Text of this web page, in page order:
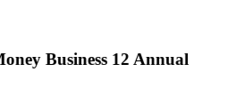
Business 12 Annual